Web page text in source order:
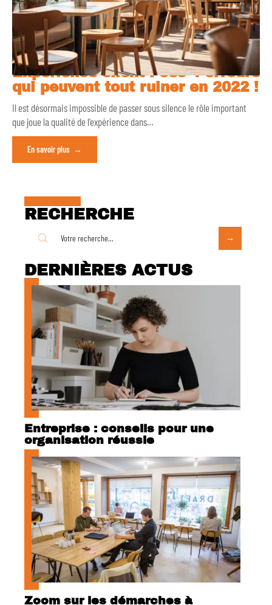
Expérience client : ces 4 erreurs
qui peuvent tout ruiner en 2022 !
Il est désormais impossible de passer sous silence le rôle important
que joue la qualité de l’expérience dans…
En savoir plus
RECHERCHE
DERNIÈRES ACTUS
Entreprise : conseils pour une
organisation réussie
Zoom sur les démarches à